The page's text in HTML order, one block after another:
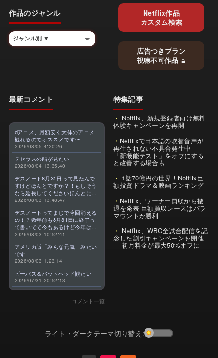
作品のジャンル
Netflix作品
カスタム検索
広告つきプラン
視聴不可作品
最新コメント
dアニメ、月額安く大体のアニメ
観れるのでオススメです〜
2026/08/05 4:20:26
テセウスの船が見たい
2026/08/04 13:35:40
デスノート8月31日って見たんで
すけどほんとですか？！もしそう
なら延長してくださいほんとに大
好きなんです😭
2026/08/03 13:48:47
デスノートってまじで今回消える
の！？数年前も8月31日に終了っ
て書いてて今もあるけど今年はま
じのやつ！？よくわからん！！で
きればなくならないでほしい！平
成アニメを振り返らせてくれっ
っ！！！！！！！
2026/08/03 10:52:41
アメリカ版「みんな元気」みたい
です
2026/08/03 1:23:14
ビーバス＆バットヘッド観たい
2026/07/31 20:52:13
コメント一覧
特集記事
Netflix、新規登録者向け無料
体験キャンペーンを再開
Netflixで日本語の吹替音声が
再生されない不具合発生中｜
「新機能テスト」をオフにする
と改善する場合も
1話70億円の世界！Netflix巨
額投資ドラマ＆映画ランキング
Netflix、ワーナー買収から撤
退を発表 巨額買収レースはパラ
マウントが勝利
Netflix、WBC全試合配信を記
念した割引キャンペーンを開催
— 初月料金が最大50%オフに
ライト・ダークテーマ切り替え: